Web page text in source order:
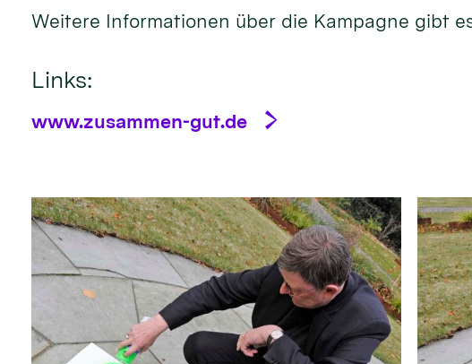
Weitere Informationen über die Kampagne gibt
Links:
www.zusammen-gut.de